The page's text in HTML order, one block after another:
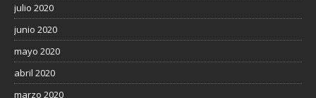
julio 2020
junio 2020
mayo 2020
abril 2020
marzo 2020